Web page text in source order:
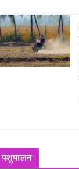
पशुपालन